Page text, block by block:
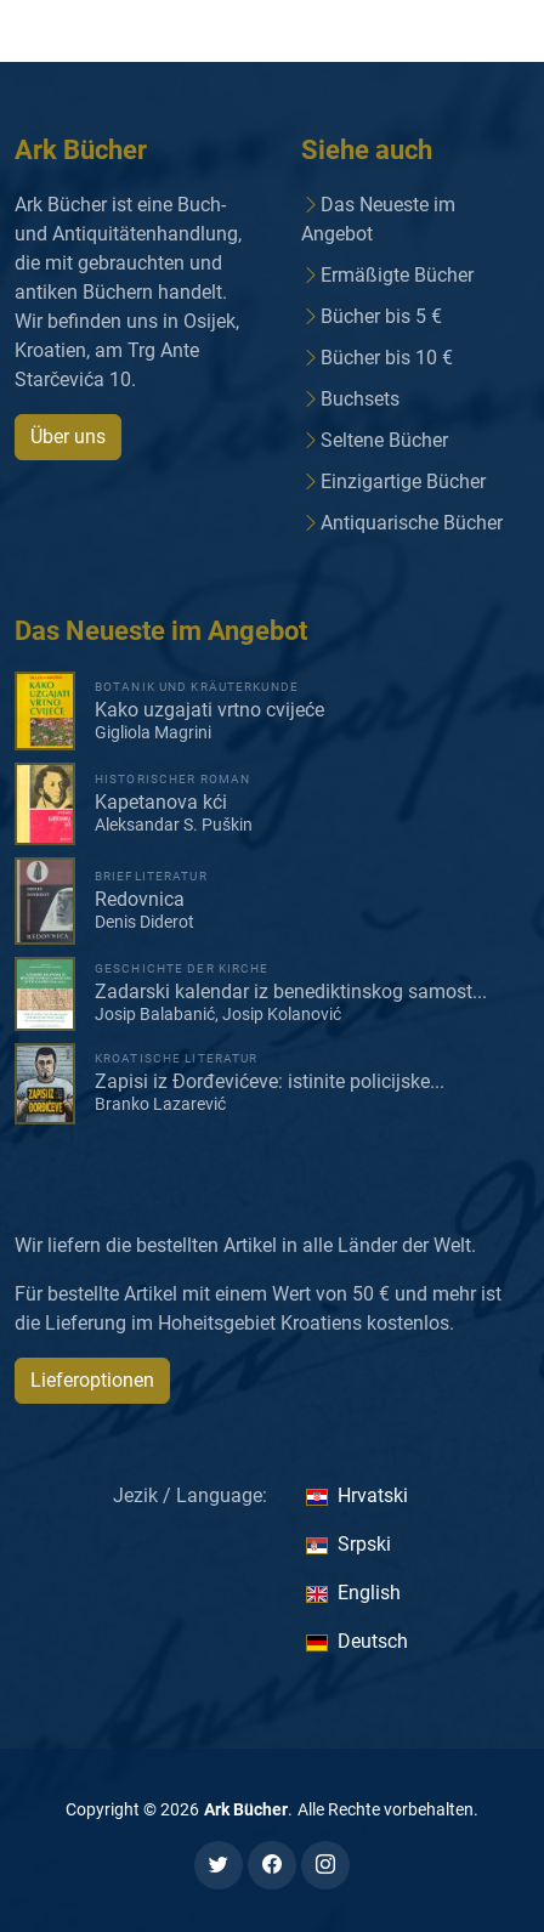
Ark Bücher
Ark Bücher ist eine Buch-
und Antiquitätenhandlung,
die mit gebrauchten und
antiken Büchern handelt.
Wir befinden uns in Osijek,
Kroatien, am Trg Ante
Starčevića 10.
Über uns
Siehe auch
Das Neueste im
Angebot
Ermäßigte Bücher
Bücher bis 5 €
Bücher bis 10 €
Buchsets
Seltene Bücher
Einzigartige Bücher
Antiquarische Bücher
Das Neueste im Angebot
BOTANIK UND KRÄUTERKUNDE
Kako uzgajati vrtno cvijeće
Gigliola Magrini
HISTORISCHER ROMAN
Kapetanova kći
Aleksandar S. Puškin
BRIEFLITERATUR
Redovnica
Denis Diderot
GESCHICHTE DER KIRCHE
Zadarski kalendar iz benediktinskog samost...
Josip Balabanić, Josip Kolanović
KROATISCHE LITERATUR
Zapisi iz Đorđevićeve: istinite policijske...
Branko Lazarević
Wir liefern die bestellten Artikel in alle Länder der Welt.
Für bestellte Artikel mit einem Wert von 50 € und mehr ist
die Lieferung im Hoheitsgebiet Kroatiens kostenlos.
Lieferoptionen
Jezik / Language: Hrvatski
Srpski
English
Deutsch
Copyright ©2026 Ark Bücher. Alle Rechte vorbehalten.